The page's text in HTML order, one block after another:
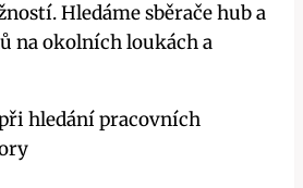
Hledáme sběrače hub a
na okolních loukách a